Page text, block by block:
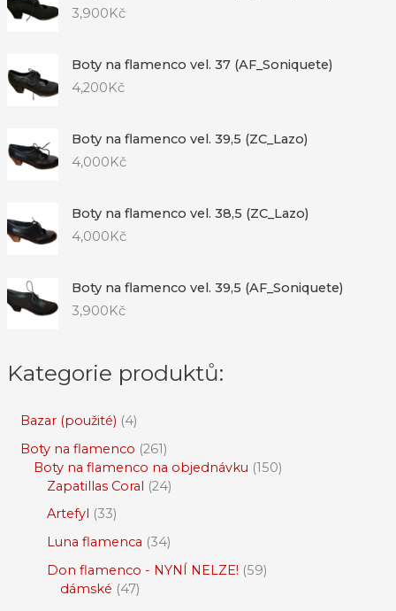
3,900Kč
Boty na flamenco vel. 37 (AF_Soniquete)
4,200Kč
Boty na flamenco vel. 39,5 (ZC_Lazo)
4,000Kč
Boty na flamenco vel. 38,5 (ZC_Lazo)
4,000Kč
Boty na flamenco vel. 39,5 (AF_Soniquete)
3,900Kč
Kategorie produktů:
Bazar (použité) 4
Boty na flamenco 261
Boty na flamenco na objednávku 150
Zapatillas Coral 24
Artefyl
33
Luna flamenca 34
Don flamenco - NYNÍ NELZE! 59
dámské 47